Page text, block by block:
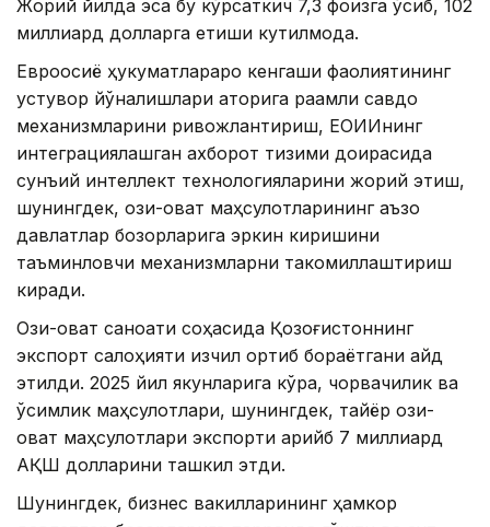
Жорий йилда эса бу кўрсаткич 7,3 фоизга ўсиб, 102
миллиард долларга етиши кутилмоқда.
Евроосиё ҳукуматлараро кенгаши фаолиятининг
устувор йўналишлари қаторига рақамли савдо
механизмларини ривожлантириш, ЕОИИнинг
интеграциялашган ахборот тизими доирасида
сунъий интеллект технологияларини жорий этиш,
шунингдек, озиқ-овқат маҳсулотларининг аъзо
давлатлар бозорларига эркин киришини
таъминловчи механизмларни такомиллаштириш
киради.
Озиқ-овқат саноати соҳасида Қозоғистоннинг
экспорт салоҳияти изчил ортиб бораётгани қайд
этилди. 2025 йил якунларига кўра, чорвачилик ва
ўсимлик маҳсулотлари, шунингдек, тайёр озиқ-
овқат маҳсулотлари экспорти қарийб 7 миллиард
АҚШ долларини ташкил этди.
Шунингдек, бизнес вакилларининг ҳамкор